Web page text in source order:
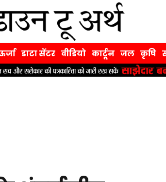
डाटा सेंटर वीडियो कार्टून जल कृषि